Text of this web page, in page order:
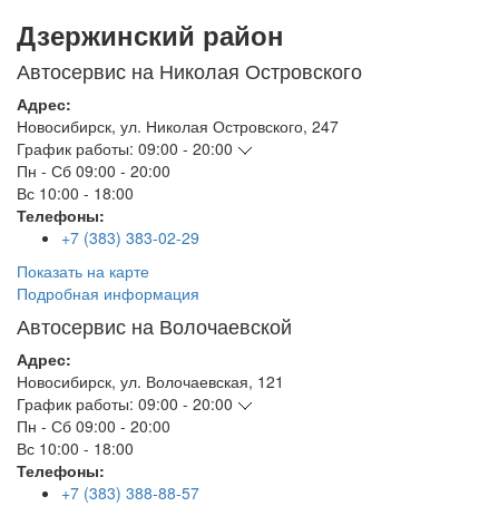
Дзержинский район
Автосервис на Николая Островского
Адрес:
Новосибирск, ул. Николая Островского, 247
График работы: 09:00 - 20:00
Пн - Сб 09:00 - 20:00
Вс 10:00 - 18:00
Телефоны:
+7 (383) 383-02-29
Показать на карте
Подробная информация
Автосервис на Волочаевской
Адрес:
Новосибирск, ул. Волочаевская, 121
График работы: 09:00 - 20:00
Пн - Сб 09:00 - 20:00
Вс 10:00 - 18:00
Телефоны:
+7 (383) 388-88-57